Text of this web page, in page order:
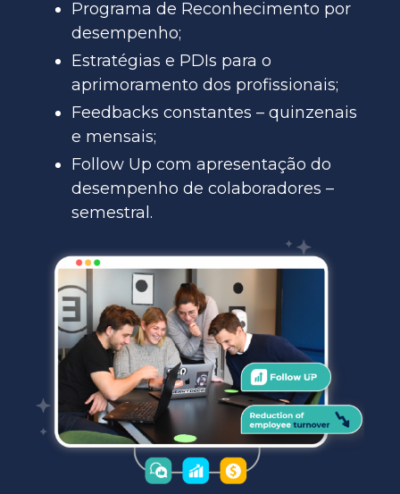
Programa de Reconhecimento por
desempenho;
Estratégias e PDIs para o
aprimoramento dos profissionais;
Feedbacks constantes – quinzenais
e mensais;
Follow Up com apresentação do
desempenho de colaboradores –
semestral.